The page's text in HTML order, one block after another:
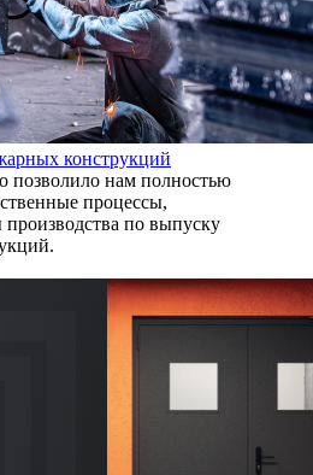
конструкций
позволило нам полностью
процессы,
по выпуску